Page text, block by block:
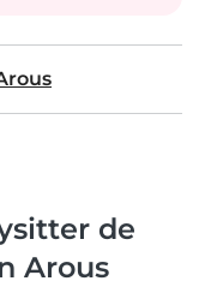
de
Arous